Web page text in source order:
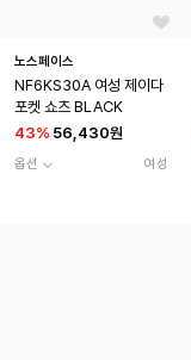
노스페이스
NF6KS30A 여성 제이다
포켓 쇼츠 BLACK
43% 56,430원
옵션 여성